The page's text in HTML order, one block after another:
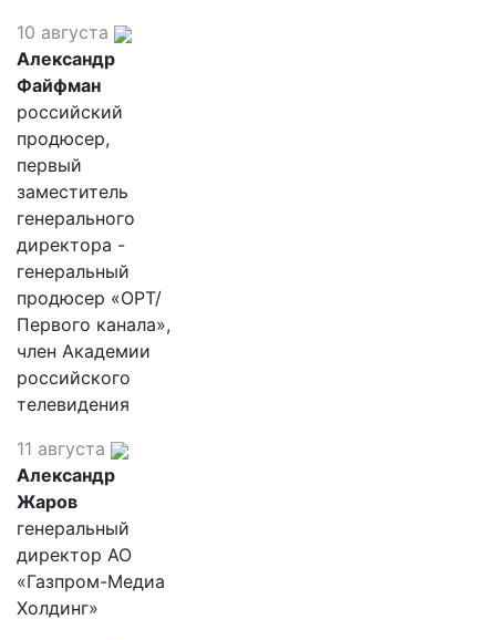
10 августа
Александр
Файфман
российский
продюсер,
первый
заместитель
генерального
директора -
генеральный
продюсер «ОРТ/
Первого канала»,
член Академии
российского
телевидения
11 августа
Александр
Жаров
генеральный
директор АО
«Газпром-Медиа
Холдинг»